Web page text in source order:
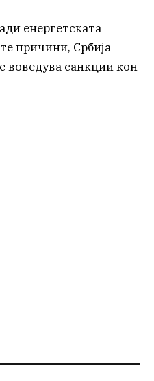
енергетската
причини, Србија
воведува санкции кон